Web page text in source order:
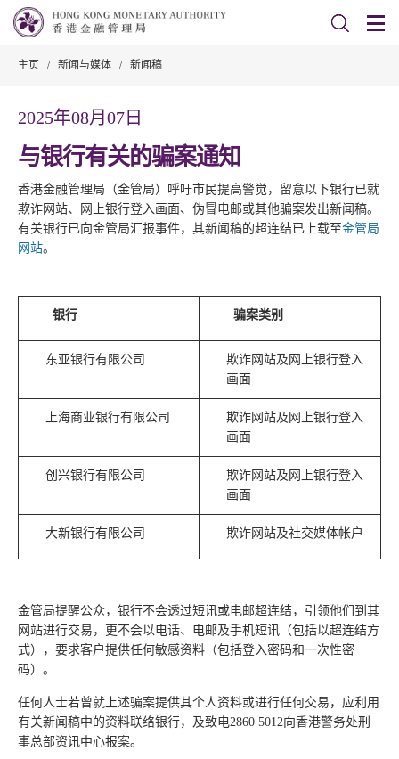
主页 / 新闻与媒体 / 新闻稿
2025年08月07日
与银行有关的骗案通知
香港金融管理局（金管局）呼吁市民提高警觉，留意以下银行已就
欺诈网站、网上银行登入画面、伪冒电邮或其他骗案发出新闻稿。
有关银行已向金管局汇报事件，其新闻稿的超连结已上载至金管局
网站。
银行 骗案类别
东亚银行有限公司
欺诈网站及网上银行登入
画面
上海商业银行有限公司
欺诈网站及网上银行登入
画面
创兴银行有限公司
欺诈网站及网上银行登入
画面
大新银行有限公司 欺诈网站及社交媒体帐户
金管局提醒公众，银行不会透过短讯或电邮超连结，引领他们到其
网站进行交易，更不会以电话、电邮及手机短讯（包括以超连结方
式），要求客户提供任何敏感资料（包括登入密码和一次性密
码）。
任何人士若曾就上述骗案提供其个人资料或进行任何交易，应利用
有关新闻稿中的资料联络银行，及致电2860 5012向香港警务处刑
事总部资讯中心报案。